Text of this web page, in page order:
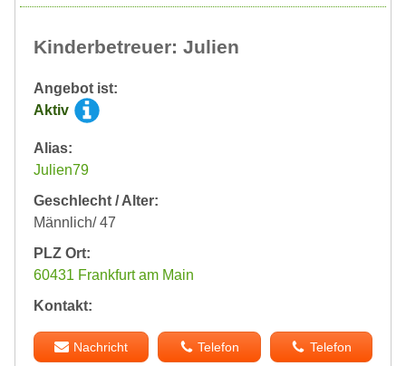
Kinderbetreuer: Julien
Angebot ist:
Aktiv
Alias:
Julien79
Geschlecht / Alter:
Männlich/ 47
PLZ Ort:
60431 Frankfurt am Main
Kontakt:
Nachricht Telefon Telefon